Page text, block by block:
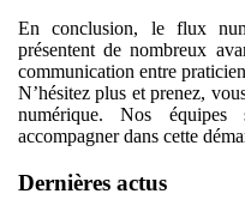
En conclusion, le flux
présentent de nombreux
communication entre
N’hésitez plus et prenez,
numérique. Nos
accompagner dans cette
Dernières actus